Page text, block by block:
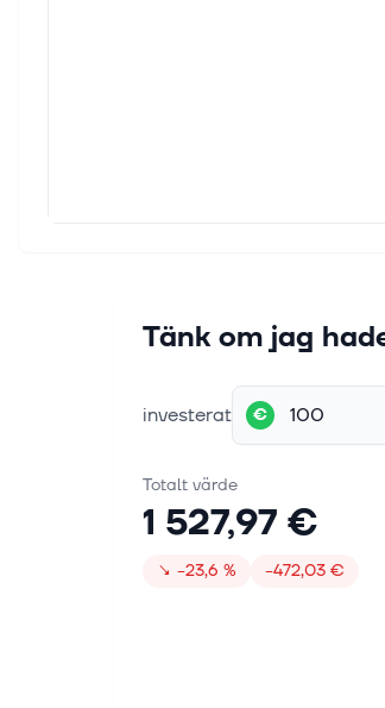
Tänk om jag
investerat €
Totalt värde
1 527,97 €
↘ −23,6 % −472,03 €